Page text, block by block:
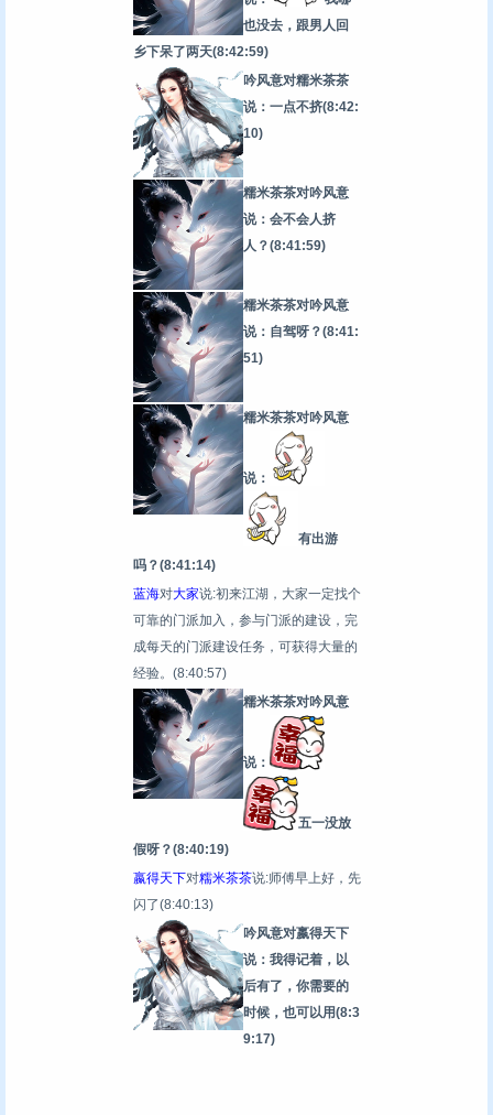
也没去，跟男人回
乡下呆了两天(8:42:59)
吟风意对糯米茶茶
说：一点不挤(8:42:
10)
糯米茶茶对吟风意
说：会不会人挤
人？(8:41:59)
糯米茶茶对吟风意
说：自驾呀？(8:41:
51)
糯米茶茶对吟风意
说：
有出游
吗？(8:41:14)
蓝海对大家说:初来江湖，大家一定找个
可靠的门派加入，参与门派的建设，完
成每天的门派建设任务，可获得大量的
经验。 (8:40:57)
糯米茶茶对吟风意
说：
五一没放
假呀？(8:40:19)
嬴得天下对糯米茶茶说:师傅早上好，先
闪了(8:40:13)
吟风意对嬴得天下
说：我得记着，以
后有了，你需要的
时候，也可以用(8:3
9:17)